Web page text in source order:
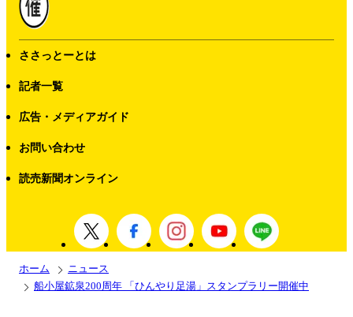
ささっとーとは
記者一覧
広告・メディアガイド
お問い合わせ
読売新聞オンライン
ホーム
ニュース
船小屋鉱泉200周年 「ひんやり足湯」スタンプラリー開催中